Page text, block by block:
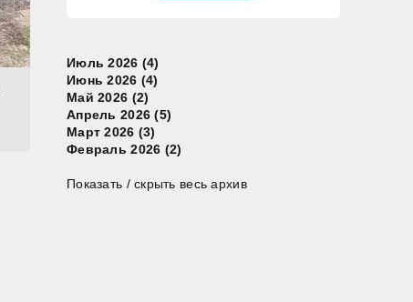
Июль 2026 (4)
Июнь 2026 (4)
Май 2026 (2)
Апрель 2026 (5)
Март 2026 (3)
Февраль 2026 (2)
Показать / скрыть весь архив